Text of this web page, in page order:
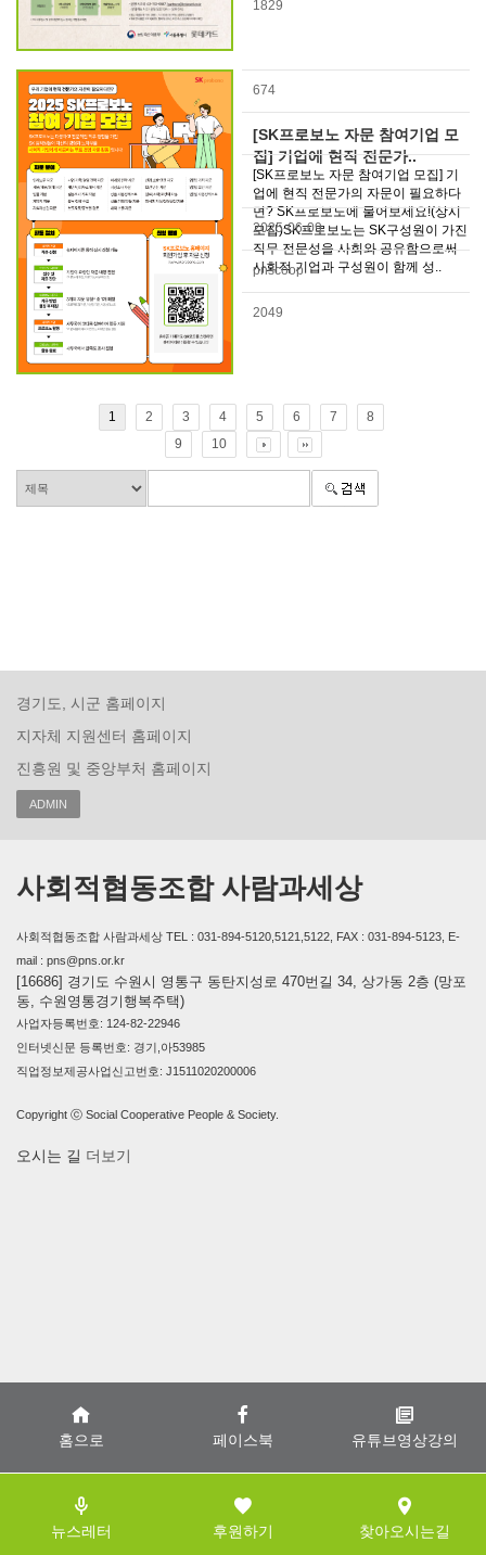
1829
674
[SK프로보노 자문 참여기업 모
집] 기업에 현직 전문가..
[SK프로보노 자문 참여기업 모집] 기
업에 현직 전문가의 자문이 필요하다
면? SK프로보노에 물어보세요!(상시
모집)SK프로보노는 SK구성원이 가진
직무 전문성을 사회와 공유함으로써
사회적 기업과 구성원이 함께 성..
2025-06-09
pnscoop
2049
1 2 3 4 5 6 7
8
9
10
홈으로 페이스북 유튜브영상강의
뉴스레터 후원하기 찾아오시는길
경기도, 시군 홈페이지
지자체 지원센터 홈페이지
진흥원 및 중앙부처 홈페이지
ADMIN
사회적협동조합 사람과세상
사회적협동조합 사람과세상 TEL : 031-894-5120,5121,5122, FAX : 031-894-5123, E-
mail : pns@pns.or.kr
[16686] 경기도 수원시 영통구 동탄지성로 470번길 34, 상가동 2층 (망포
동, 수원영통경기행복주택)
사업자등록번호: 124-82-22946
인터넷신문 등록번호: 경기,아53985
직업정보제공사업신고번호: J1511020200006
Copyright ⓒ Social Cooperative People & Society.
오시는 길 더보기